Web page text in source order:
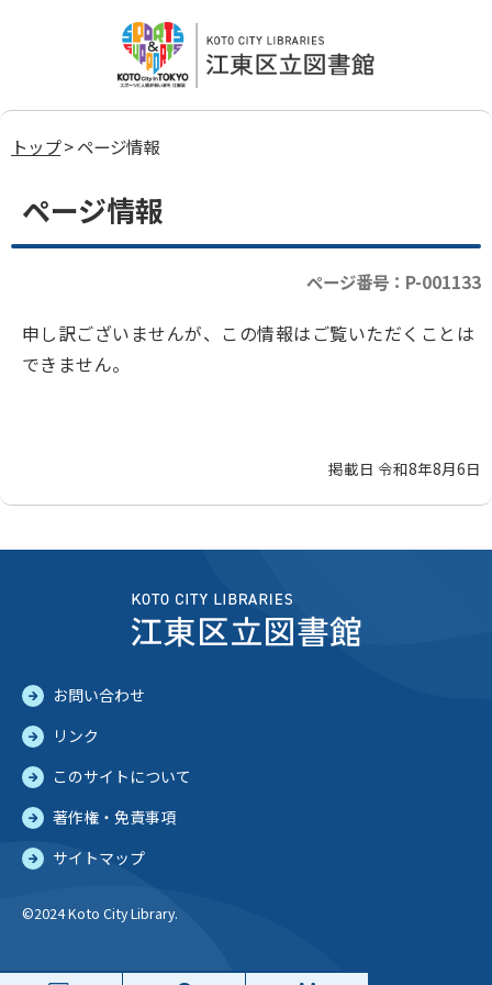
トップ> ページ情報
ページ情報
ページ番号：P-001133
申し訳ございませんが、この情報はご覧いただくことは
できません。
掲載日 令和8年8月6日
お問い合わせ
リンク
このサイトについて
著作権・免責事項
サイトマップ
©2024 Koto City Library.